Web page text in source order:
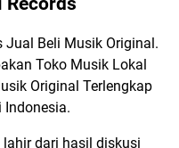
Hits
Beli Musik Original.
Toko Musik Lokal
Original Terlengkap
Indonesia.
lahir dari hasil diskusi